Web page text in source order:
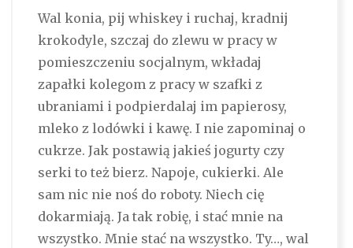
Wal konia, pij whiskey i ruchaj, kradnij
krokodyle, szczaj do zlewu w pracy w
pomieszczeniu socjalnym, wkładaj
zapałki kolegom z pracy w szafki z
ubraniami i podpierdalaj im papierosy,
mleko z lodówki i kawę. I nie zapominaj o
cukrze. Jak postawią jakieś jogurty czy
serki to też bierz. Napoje, cukierki. Ale
sam nic nie noś do roboty. Niech cię
dokarmiają. Ja tak robię, i stać mnie na
wszystko. Mnie stać na wszystko. Ty…, wal